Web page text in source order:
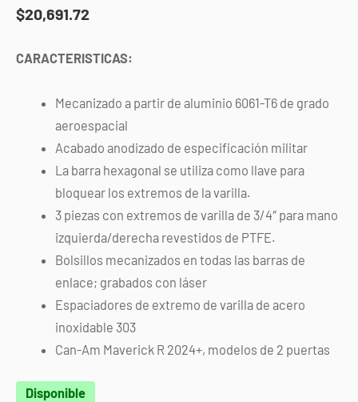
$20,691.72
CARACTERISTICAS:
Mecanizado a partir de aluminio 6061-T6 de grado
aeroespacial
Acabado anodizado de especificación militar
La barra hexagonal se utiliza como llave para
bloquear los extremos de la varilla.
3 piezas con extremos de varilla de 3/4″ para mano
izquierda/derecha revestidos de PTFE.
Bolsillos mecanizados en todas las barras de
enlace; grabados con láser
Espaciadores de extremo de varilla de acero
inoxidable 303
Can-Am Maverick R 2024+, modelos de 2 puertas
Disponible
Set